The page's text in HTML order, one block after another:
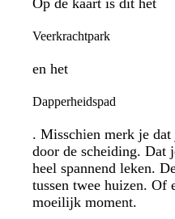
Op de kaart is dit het
Veerkrachtpark
en het
Dapperheidspad
. Misschien merk je
door de scheiding. Dat
heel spannend leken.
tussen twee huizen. Of
moeilijk moment.